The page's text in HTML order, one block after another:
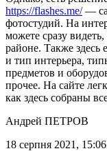
https://flashes.me/—
фотостудий. На
можете сразу
районе. Также здесь
и тип интерьера,
предметов и
прочее. На сайте
как здесь собраны
Андрей ПЕТРОВ
18 серпня 2021, 15:06